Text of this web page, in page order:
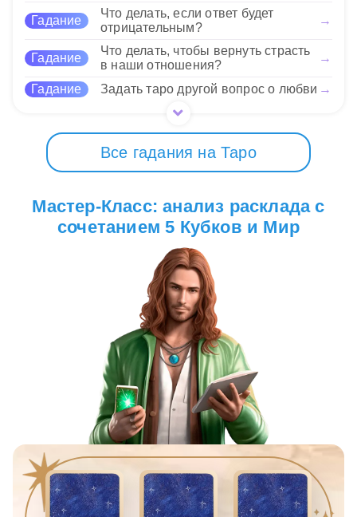
говорить о ситуациях потери в личных
отношениях, профессиональных неудачах или
равновесие.
Нравится
Гадание
Что делать, если ответ будет
отрицательным?
→
Гадание
Что делать, чтобы вернуть страсть
в наши отношения?
→
Гадание Задать таро другой вопрос о любви →
Все гадания на Таро
Мастер-Класс: анализ расклада с
сочетанием 5 Кубков и Мир